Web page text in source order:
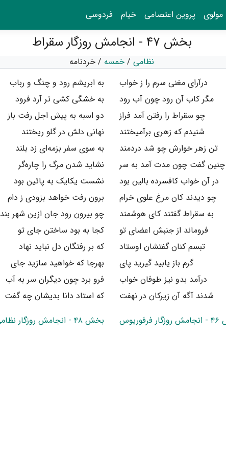
مولوی پروین اعتصامی خیام فردوسی
بخش ۴۷ - انجامش روزگار سقراط
نظامی / خمسه / خردنامه
درآرای مغنی سرم را ز خواب
به ابریشم رود و چنگ و رباب
مگر کاب آن رود چون آب رود
به خشگی کشی تر آرد فرود
چو سقراط را رفتن آمد فراز
دو اسبه به پیش اجل رفت باز
شنیدم که زهری برآمیختند
نهانی دلش در گلو ریختند
تن زهر خوارش چو شد دردمند
به سوی سفر بزمه‌ای زد بلند
چنین گفت چون مدت آمد به سر
نشاید شدن مرگ را چاره‌گر
در آن خواب کافسرده بالین بود
نشست یکایک به پائین بود
چو دیدند کان مرغ علوی خرام
برون رفت خواهد بزودی ز دام
به سقراط گفتند کای هوشمند
چو بیرون رود جان ازین شهر بند
فروماند از جنبش اعضای تو
کجا به بود ساختن جای تو
تبسم کنان گفتشان اوستاد
که بر رفتگان دل نباید نهاد
گرم باز یابید گیرید پای
بهرجا که خواهید سازید جای
درآمد بدو نیز طوفان خواب
فرو برد چون دیگران سر به آب
شدند آگه آن زیرکان در نهفت
که استاد دانا بدیشان چه گفت
بخش ۴۸ - انجامش روزگار نظامی